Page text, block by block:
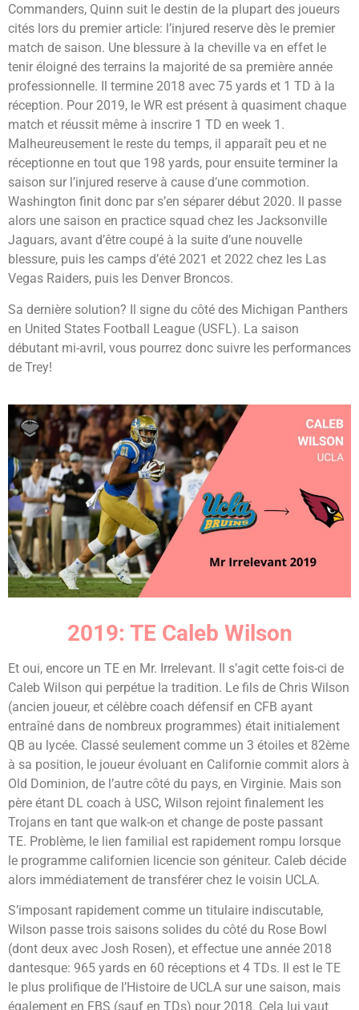
Commanders, Quinn suit le destin de la plupart des joueurs
cités lors du premier article: l’injured reserve dès le premier
match de saison. Une blessure à la cheville va en effet le
tenir éloigné des terrains la majorité de sa première année
professionnelle. Il termine 2018 avec 75 yards et 1 TD à la
réception. Pour 2019, le WR est présent à quasiment chaque
match et réussit même à inscrire 1 TD en week 1.
Malheureusement le reste du temps, il apparaît peu et ne
réceptionne en tout que 198 yards, pour ensuite terminer la
saison sur l’injured reserve à cause d’une commotion.
Washington finit donc par s’en séparer début 2020. Il passe
alors une saison en practice squad chez les Jacksonville
Jaguars, avant d’être coupé à la suite d’une nouvelle
blessure, puis les camps d’été 2021 et 2022 chez les Las
Vegas Raiders, puis les Denver Broncos.
Sa dernière solution? Il signe du côté des Michigan Panthers
en United States Football League (USFL). La saison
débutant mi-avril, vous pourrez donc suivre les performances
de Trey!
2019: TE Caleb Wilson
Et oui, encore un TE en Mr. Irrelevant. Il s’agit cette fois-ci de
Caleb Wilson qui perpétue la tradition. Le fils de Chris Wilson
(ancien joueur, et célèbre coach défensif en CFB ayant
entraîné dans de nombreux programmes) était initialement
QB au lycée. Classé seulement comme un 3 étoiles et 82ème
à sa position, le joueur évoluant en Californie commit alors à
Old Dominion, de l’autre côté du pays, en Virginie. Mais son
père étant DL coach à USC, Wilson rejoint finalement les
Trojans en tant que walk-on et change de poste passant
TE. Problème, le lien familial est rapidement rompu lorsque
le programme californien licencie son géniteur. Caleb décide
alors immédiatement de transférer chez le voisin UCLA.
S’imposant rapidement comme un titulaire indiscutable,
Wilson passe trois saisons solides du côté du Rose Bowl
(dont deux avec Josh Rosen), et effectue une année 2018
dantesque: 965 yards en 60 réceptions et 4 TDs. Il est le TE
le plus prolifique de l’Histoire de UCLA sur une saison, mais
également en FBS (sauf en TDs) pour 2018. Cela lui vaut